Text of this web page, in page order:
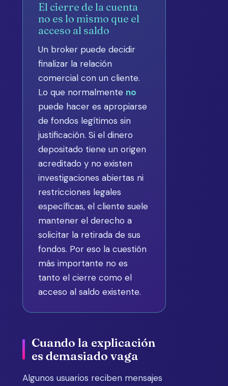
El cierre de la cuenta
no es lo mismo que el
acceso al saldo
Un broker puede decidir
finalizar la relación
comercial con un cliente.
Lo que normalmente no
puede hacer es apropiarse
de fondos legítimos sin
justificación. Si el dinero
depositado tiene un origen
acreditado y no existen
investigaciones abiertas ni
restricciones legales
específicas, el cliente suele
mantener el derecho a
solicitar la retirada de sus
fondos. Por eso la cuestión
más importante no es
tanto el cierre como el
acceso al saldo existente.
Cuando la explicación
es demasiado vaga
Algunos usuarios reciben mensajes